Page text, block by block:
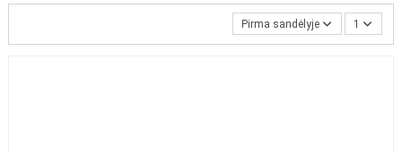
Pirma sandėlyje 1